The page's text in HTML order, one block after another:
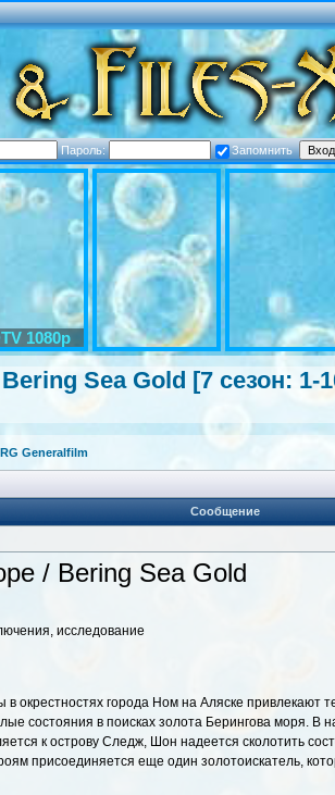
Пароль: Запомнить
1080p
Sea Gold [7 сезон: 1-
Generalfilm
Сообщение
/ Bering Sea Gold
исследование
окрестностях города Ном на Аляске привлекают
состояния в поисках золота Берингова моря.
к острову Следж, Шон надеется сколотить
присоединяется еще один золотоискатель,